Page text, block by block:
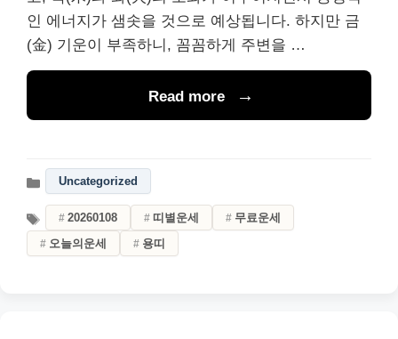
인 에너지가 샘솟을 것으로 예상됩니다. 하지만 금
(金) 기운이 부족하니, 꼼꼼하게 주변을 …
Read more
Uncategorized
20260108 띠별운세
무료운세
오늘의운세
용띠